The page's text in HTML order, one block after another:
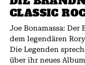
CLASSIC
Joe Bonamassa:
dem legendären Rory Gallagher.
Die Legenden
über ihr neues